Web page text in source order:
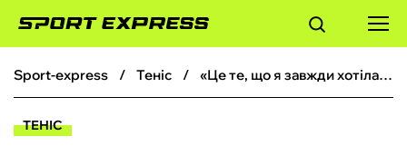
ФУТБОЛ
sport-express теніс «Це те, що я завжди хотіла покращити»: Світоліна – про свій головний козир напередодні «Вімблдону»
ТЕНІС